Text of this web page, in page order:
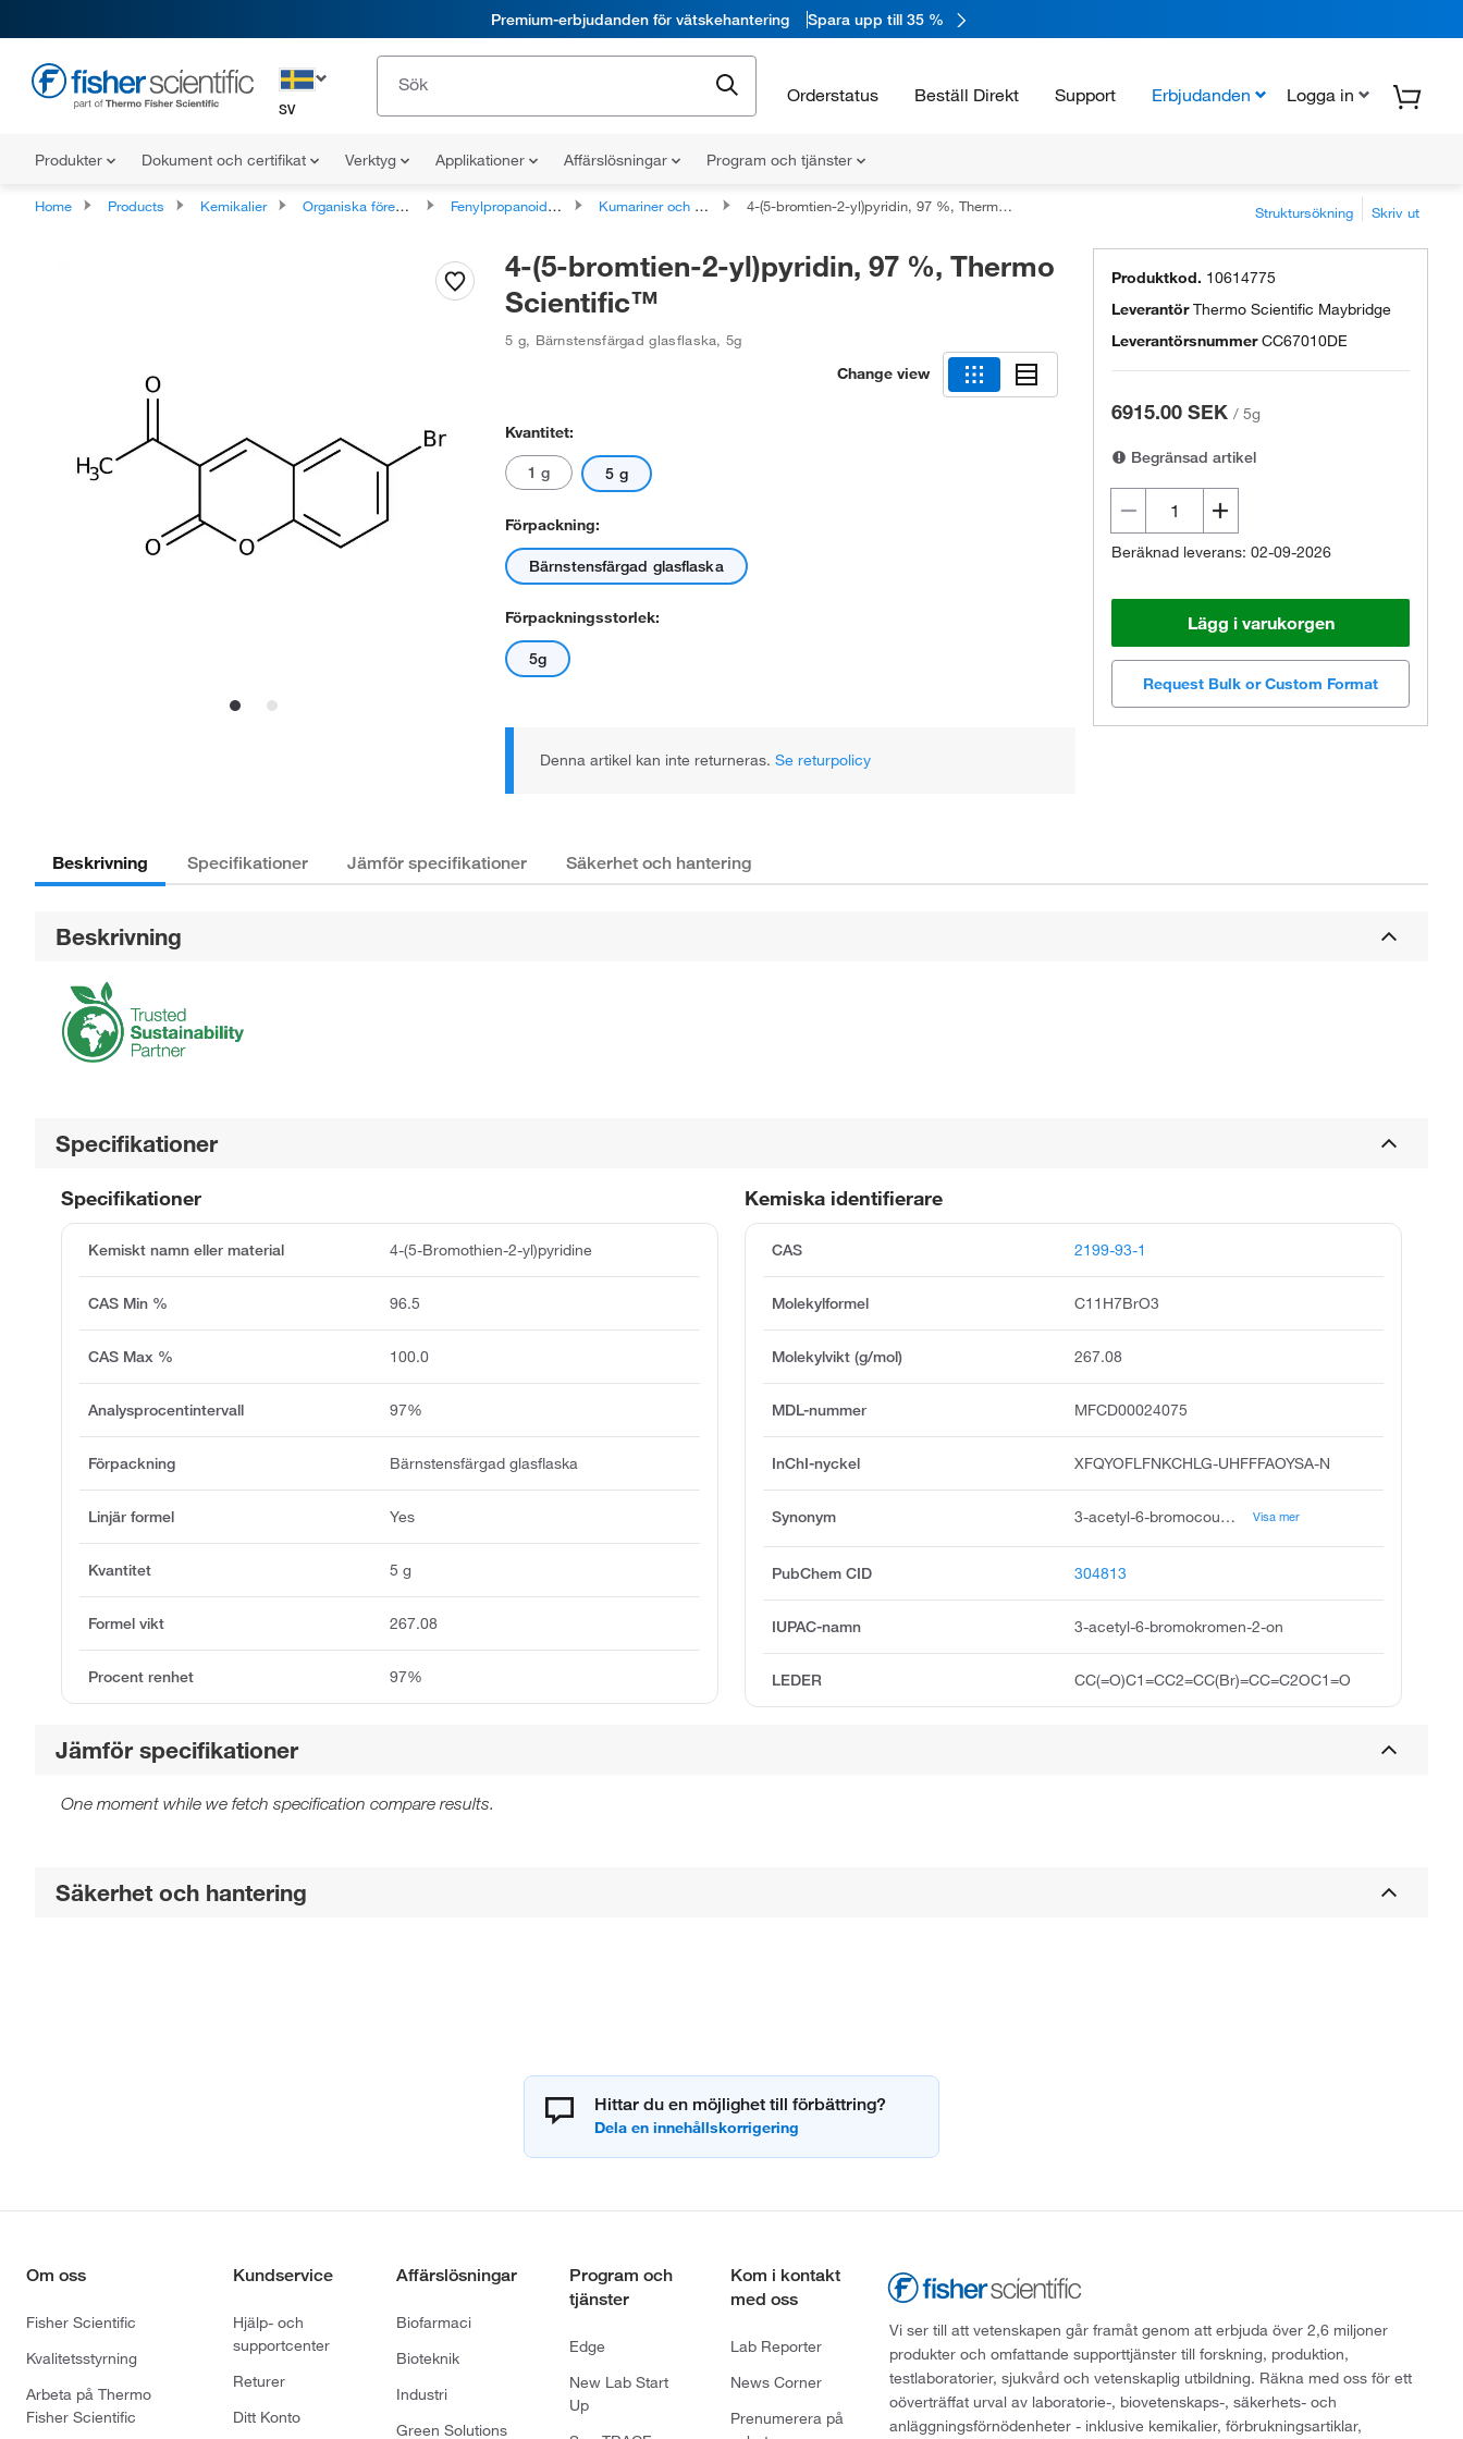
Premium-erbjudanden för vätskehantering Spara upp till 35 %
SV
Orderstatus Beställ Direkt Support Erbjudanden Logga in
Produkter Dokument och certifikat Verktyg Applikationer Affärslösningar Program och tjänster
Home Products Kemikalier Organiska föreningar Fenylpropanoider och polyketider Kumariner och derivat 4-(5-bromtien-2-yl)pyridin, 97 %, Thermo Scientific™ Struktursökning Skriv ut
4-(5-bromtien-2-yl)pyridin, 97 %, Thermo
Scientific™
5 g, Bärnstensfärgad glasflaska,5g
Change view
Kvantitet:
1 g 5 g
Förpackning:
Bärnstensfärgad glasflaska
Förpackningsstorlek:
5g
Denna artikel kan inte returneras. Se returpolicy
Produktkod. 10614775
LeverantörThermo Scientific Maybridge
Leverantörsnummer CC67010DE
6915.00 SEK / 5g
Begränsad artikel
Beräknad leverans: 02-09-2026
Lägg i varukorgen
Request Bulk or Custom Format
Beskrivning Specifikationer Jämför specifikationer Säkerhet och hantering
Beskrivning
Specifikationer
Kemiska identifierare
CAS 2199-93-1
Molekylformel C11H7BrO3
Molekylvikt (g/mol) 267.08
MDL-nummer MFCD00024075
InChI-nyckel XFQYOFLFNKCHLG-UHFFFAOYSA-N
Synonym 3-acetyl-6-bromocoumarin, 3-acetyl-6-bromo-2h-chromen-2-one, 3-acetyl-6-bromo-chromen-2-one, 2h-1-benzopyran-2-one,3-acetyl-6-bromo, 3-acetyl-6-bromo-2-oxochromene, pubchem13336, maybridge1_000212, zerenex e/1034014, 6-bromanyl-3-ethanoyl-chromen-2-one Visa mer
PubChem CID 304813
IUPAC-namn 3-acetyl-6-bromokromen-2-on
LEDER CC(=O)C1=CC2=CC(Br)=CC=C2OC1=O
Specifikationer
Kemiskt namn eller material 4-(5-Bromothien-2-yl)pyridine
CAS Min % 96.5
CAS Max % 100.0
Analysprocentintervall 97%
Förpackning Bärnstensfärgad glasflaska
Linjär formel Yes
Kvantitet 5 g
Formel vikt 267.08
Procent renhet 97%
Jämför specifikationer
One moment while we fetch specification compare results.
Säkerhet och hantering
Hittar du en möjlighet till förbättring?
Om oss
Fisher Scientific
Kvalitetsstyrning
Arbeta på Thermo
Fisher Scientific
Kundservice
Hjälp- och
supportcenter
Returer
Ditt Konto
Affärslösningar
Biofarmaci
Bioteknik
Industri
Green Solutions
Program och
tjänster
Edge
New Lab Start
Up
Kom i kontakt
med oss
Lab Reporter
News Corner
Prenumerera på
Vi ser till att vetenskapen går framåt genom att erbjuda över 2,6 miljoner
produkter och omfattande supporttjänster till forskning, produktion,
testlaboratorier, sjukvård och vetenskaplig utbildning. Räkna med oss för ett
oöverträffat urval av laboratorie-, biovetenskaps-, säkerhets- och
anläggningsförnödenheter - inklusive kemikalier, förbrukningsartiklar,